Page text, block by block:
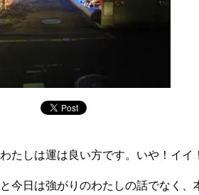
わたしは運は良い方です。いや！イイ
と今日は強がりのわたしの話でなく、